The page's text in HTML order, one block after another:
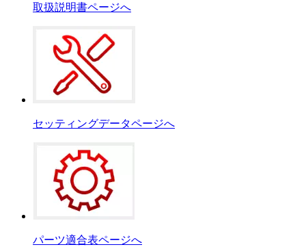
取扱説明書ページへ
セッティングデータページへ
パーツ適合表ページへ